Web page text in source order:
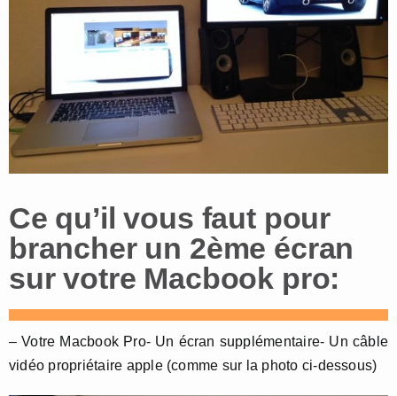
Ce qu’il vous faut pour
brancher un 2ème écran
sur votre Macbook pro:
– Votre Macbook Pro- Un écran supplémentaire- Un câble
vidéo propriétaire apple (comme sur la photo ci-dessous)